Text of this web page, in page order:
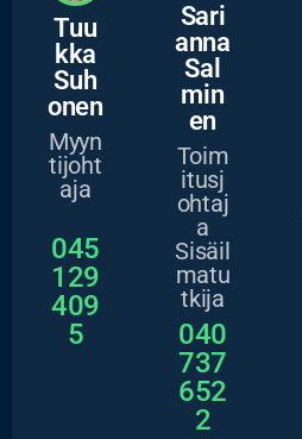
Tuu
kka
Suh
onen
Myyn
tijoht
aja
045
129
409
5
Sari
anna
Sal
min
en
Toim
itusj
ohtaj
a
Sisäil
matu
tkija
040
737
652
2